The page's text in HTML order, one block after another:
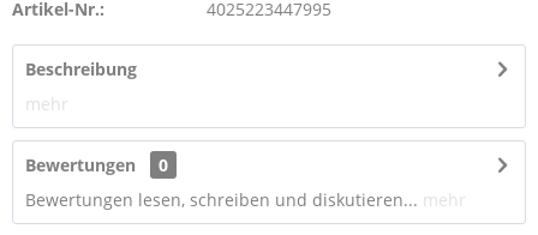
Artikel-Nr.: 4025223447995
Beschreibung
mehr
Bewertungen
0
Bewertungen lesen, schreiben und diskutieren... mehr